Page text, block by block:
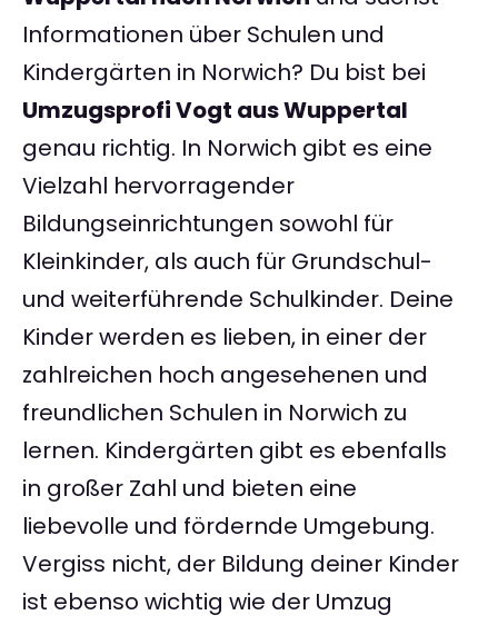
Informationen über Schulen und
Kindergärten in Norwich? Du bist bei
Umzugsprofi Vogt aus Wuppertal
genau richtig. In Norwich gibt es eine
Vielzahl hervorragender
Bildungseinrichtungen sowohl für
Kleinkinder, als auch für Grundschul-
und weiterführende Schulkinder. Deine
Kinder werden es lieben, in einer der
zahlreichen hoch angesehenen und
freundlichen Schulen in Norwich zu
lernen. Kindergärten gibt es ebenfalls
in großer Zahl und bieten eine
liebevolle und fördernde Umgebung.
Vergiss nicht, der Bildung deiner Kinder
ist ebenso wichtig wie der Umzug